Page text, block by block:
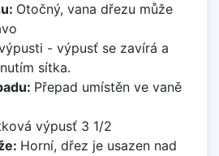
Otočný, vana dřezu může
- výpusť se zavírá a
sítka.
Přepad umístěn ve vaně
výpusť 3 1/2
Horní, dřez je usazen nad